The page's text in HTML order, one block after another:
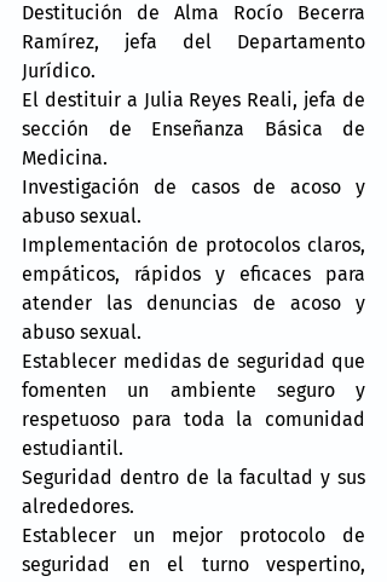
Destitución de Alma Rocío Becerra
Ramírez, jefa del Departamento
Jurídico.
El destituir a Julia Reyes Reali, jefa de
sección de Enseñanza Básica de
Medicina.
Investigación de casos de acoso y
abuso sexual.
Implementación de protocolos claros,
empáticos, rápidos y eficaces para
atender las denuncias de acoso y
abuso sexual.
Establecer medidas de seguridad que
fomenten un ambiente seguro y
respetuoso para toda la comunidad
estudiantil.
Seguridad dentro de la facultad y sus
alrededores.
Establecer un mejor protocolo de
seguridad en el turno vespertino,